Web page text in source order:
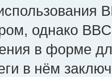
однако
в форме
в нём